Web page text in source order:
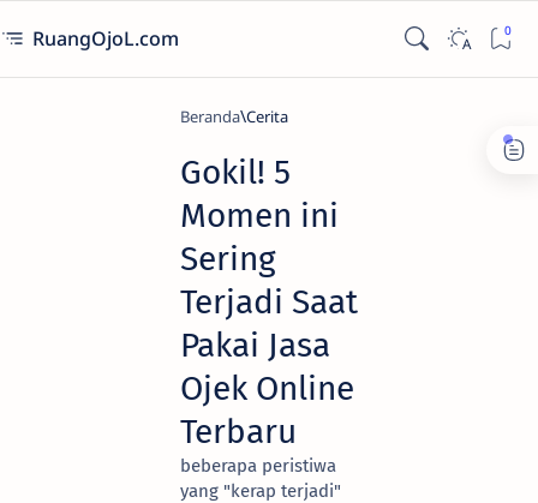
RuangOjoL.com
Beranda Cerita
Gokil! 5
Momen ini
Sering
Terjadi Saat
Pakai Jasa
Ojek Online
Terbaru
beberapa peristiwa
yang "kerap terjadi"